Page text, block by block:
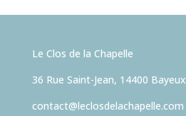
Le Clos de la Chapelle
36 Rue Saint-Jean, 14400 Bayeux
contact@leclosdelachapelle.com